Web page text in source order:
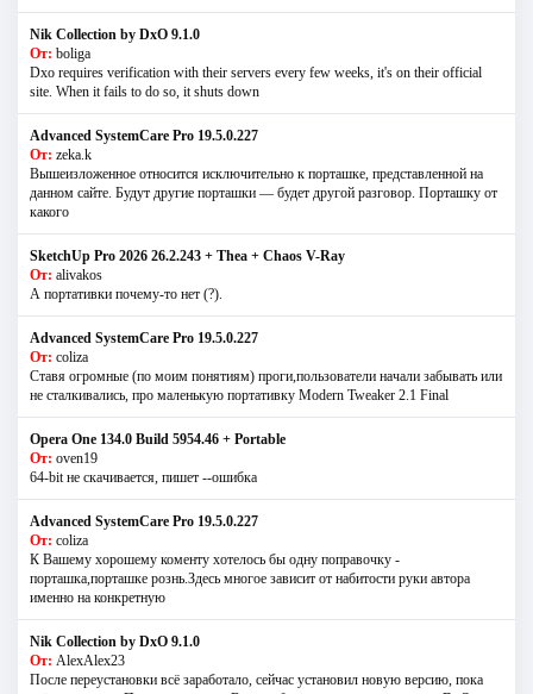
Nik Collection by DxO 9.1.0
От: boliga
Dxo requires verification with their servers every few weeks, it's on their official
site. When it fails to do so, it shuts down
Advanced SystemCare Pro 19.5.0.227
От: zeka.k
Вышеизложенное относится исключительно к порташке, представленной на
данном сайте. Будут другие порташки — будет другой разговор. Порташку от
какого
SketchUp Pro 2026 26.2.243 + Thea + Chaos V-Ray
От: alivakos
А портативки почему-то нет (?).
Advanced SystemCare Pro 19.5.0.227
От: coliza
Ставя огромные (по моим понятиям) проги,пользователи начали забывать или
не сталкивались, про маленькую портативку Modern Tweaker 2.1 Final
Opera One 134.0 Build 5954.46 + Portable
От: oven19
64-bit не скачивается, пишет --ошибка
Advanced SystemCare Pro 19.5.0.227
От: coliza
К Вашему хорошему коменту хотелось бы одну поправочку -
порташка,порташке рознь.Здесь многое зависит от набитости руки автора
именно на конкретную
Nik Collection by DxO 9.1.0
От: AlexAlex23
После переустановки всё заработало, сейчас установил новую версию, пока